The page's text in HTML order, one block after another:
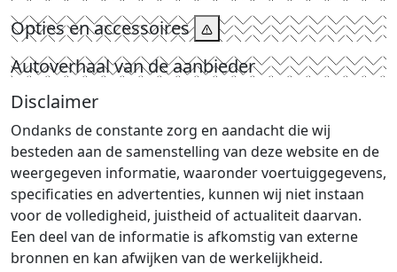
Opties en accessoires
Autoverhaal van de aanbieder
Disclaimer
Ondanks de constante zorg en aandacht die wij
besteden aan de samenstelling van deze website en de
weergegeven informatie, waaronder voertuiggegevens,
specificaties en advertenties, kunnen wij niet instaan
voor de volledigheid, juistheid of actualiteit daarvan.
Een deel van de informatie is afkomstig van externe
bronnen en kan afwijken van de werkelijkheid.